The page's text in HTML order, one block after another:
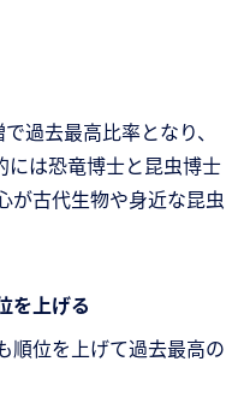
過去最高比率となり、
には恐竜博士と昆虫博士
が古代生物や身近な昆虫
を上げる
順位を上げて過去最高の